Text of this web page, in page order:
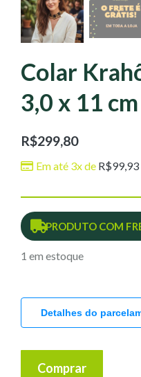
Colar
3,0 x 11
R$299,80
Em até 3x de R$99,93
PRODUTO COM
1 em estoque
Detalhes do
Comprar